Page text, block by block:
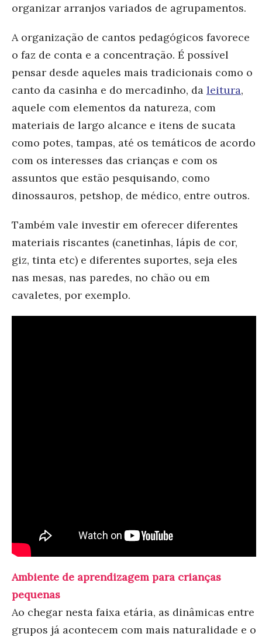
organizar arranjos variados de agrupamentos.
A organização de cantos pedagógicos favorece
o faz de conta e a concentração. É possível
pensar desde aqueles mais tradicionais como o
canto da casinha e do mercadinho, da leitura,
aquele com elementos da natureza, com
materiais de largo alcance e itens de sucata
como potes, tampas, até os temáticos de acordo
com os interesses das crianças e com os
assuntos que estão pesquisando, como
dinossauros, petshop, de médico, entre outros.
Também vale investir em oferecer diferentes
materiais riscantes (canetinhas, lápis de cor,
giz, tinta etc) e diferentes suportes, seja eles
nas mesas, nas paredes, no chão ou em
cavaletes, por exemplo.
Ambiente de aprendizagem para crianças
pequenas
Ao chegar nesta faixa etária, as dinâmicas entre
grupos já acontecem com mais naturalidade e o